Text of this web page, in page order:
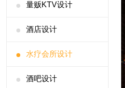
量贩KTV设计
酒店设计
水疗会所设计
酒吧设计